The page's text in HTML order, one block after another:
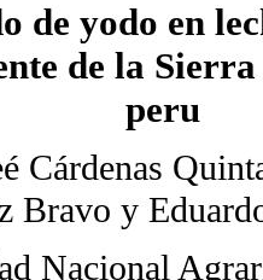
de yodo en
de la
peru
Cárdenas
Bravo y
Nacional